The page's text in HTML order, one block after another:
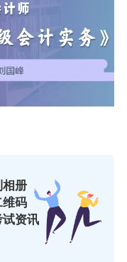
），中央驻陕企事
接受个人报名。
组建1至3支代表队报
正式选手、1名预备选
联络员1名。领队原
计师（财务总监）
是本地区、本系
（具体报名方式及
相册
维码
资讯